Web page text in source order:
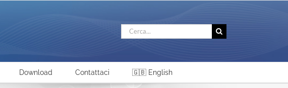
Cerca
per:
Download Contattaci 🇬🇧 English